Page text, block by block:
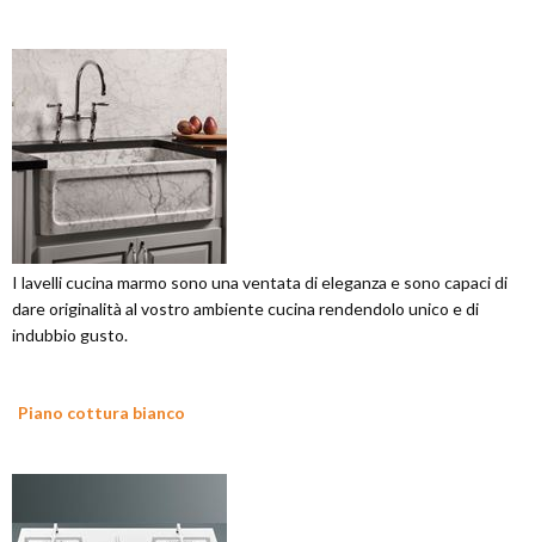
I lavelli cucina marmo sono una ventata di eleganza e sono capaci di
dare originalità al vostro ambiente cucina rendendolo unico e di
indubbio gusto.
Piano cottura bianco